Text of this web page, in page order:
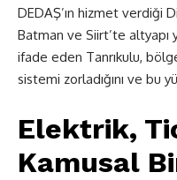
DEDAŞ’ın hizmet verdiği
Batman ve Siirt’te altyapı
ifade eden Tanrıkulu,
sistemi zorladığını ve bu
Elektrik,
Kamusal